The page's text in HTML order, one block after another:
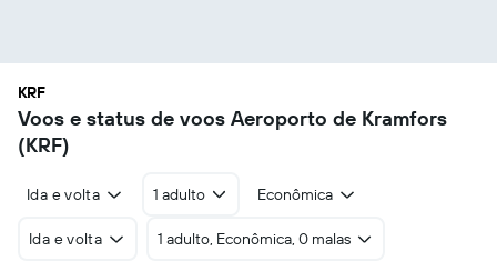
KRF
Voos e status de voos Aeroporto de Kramfors
(KRF)
Ida e volta 1 adulto Econômica
Ida e volta 1 adulto, Econômica, 0 malas